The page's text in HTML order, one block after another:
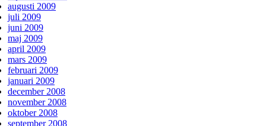
augusti 2009
juli 2009
juni 2009
maj 2009
april 2009
mars 2009
februari 2009
januari 2009
december 2008
november 2008
oktober 2008
september 2008